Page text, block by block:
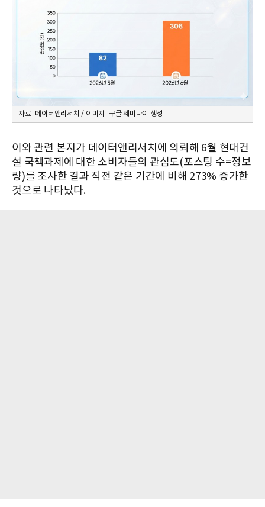
자료=데이터앤리서치 / 이미지=구글 제미나이 생성
이와 관련 본지가 데이터앤리서치에 의뢰해 6월 현대건
설 국책과제에 대한 소비자들의 관심도(포스팅 수=정보
량)를 조사한 결과 직전 같은 기간에 비해 273% 증가한
것으로 나타났다.